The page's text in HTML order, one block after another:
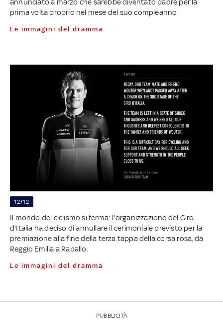
annunciato a marzo che sarebbe diventato padre per la
prima volta proprio nel mese del suo compleanno
Le immagini del dramma
12/12
Il mondo del ciclismo si ferma: l'organizzazione del Giro
d'Italia ha deciso di annullare il cerimoniale previsto per la
premiazione alla fine della terza tappa della corsa rosa, da
Reggio Emilia a Rapallo.
Le immagini del dramma
PUBBLICITÀ